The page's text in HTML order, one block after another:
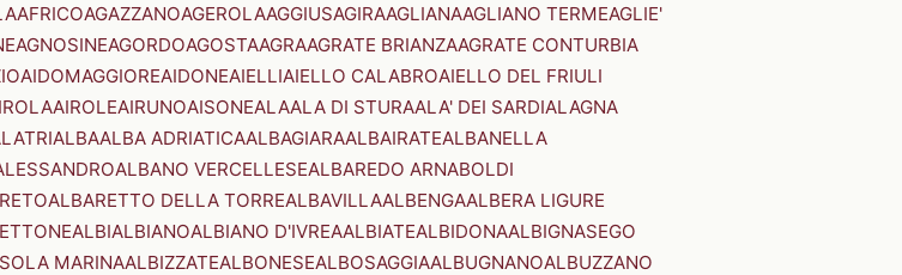
AFRICOAGAZZANOAGEROLAAGGIUSAGIRAAGLIANAAGLIANO TERMEAGLIE'
AGNOSINEAGORDOAGOSTAAGRAAGRATE BRIANZAAGRATE CONTURBIA
AIDOMAGGIOREAIDONEAIELLIAIELLO CALABROAIELLO DEL FRIULI
AIROLEAIRUNOAISONEALAALA DI STURAALA' DEI SARDIALAGNA
ALBAALBA ADRIATICAALBAGIARAALBAIRATEALBANELLA
ALBANO VERCELLESEALBAREDO ARNABOLDI
ALBARETTO DELLA TORREALBAVILLAALBENGAALBERA LIGURE
ALBIALBIANOALBIANO D'IVREAALBIATEALBIDONAALBIGNASEGO
MARINAALBIZZATEALBONESEALBOSAGGIAALBUGNANOALBUZZANO